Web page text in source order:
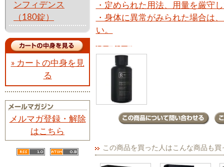
ンフィデンス
（180錠）
» カートの中身を見
る
メルマガ登録・解除
はこちら
・定められた用法、用量を厳守
・身体に異常がみられた場合は
い。
この商品を買った人はこんな商品も買